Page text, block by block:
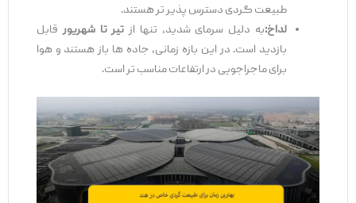
طبیعت ‌گردی دسترس‌ پذیر تر هستند.
لداخ:به دلیل سرمای شدید، تنها ازتیر تا شهریورقابل
بازدید است. در این بازه زمانی، جاده ‌ها باز هستند و هوا
برای ماجراجویی در ارتفاعات مناسب ‌تر است.